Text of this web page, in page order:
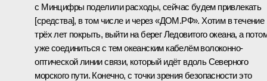
с Минцифры поделили расходы, сейчас будем привлекать
[средства], в том числе и через «ДОМ.РФ». Хотим в течение
трёх лет покрыть, выйти на берег Ледовитого океана, а
уже соединиться с тем океанским кабелём волоконно-
оптической линии связи, который идёт вдоль Северного
морского пути. Конечно, с точки зрения безопасности это